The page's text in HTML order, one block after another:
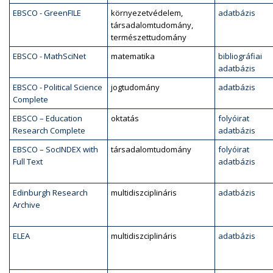
EBSCO - GreenFILE
környezetvédelem,
társadalomtudomány,
természettudomány
adatbázis
EBSCO - MathSciNet matematika
bibliográfiai
adatbázis
EBSCO - Political Science
Complete
jogtudomány adatbázis
EBSCO – Education
Research Complete
oktatás
folyóirat
adatbázis
EBSCO – SocINDEX with
Full Text
társadalomtudomány
folyóirat
adatbázis
Edinburgh Research
Archive
multidiszciplináris adatbázis
ELEA multidiszciplináris adatbázis